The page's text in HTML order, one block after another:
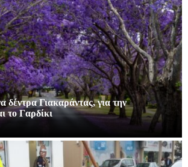
δέντρα Γιακαράντας, για την
το Γαρδίκι